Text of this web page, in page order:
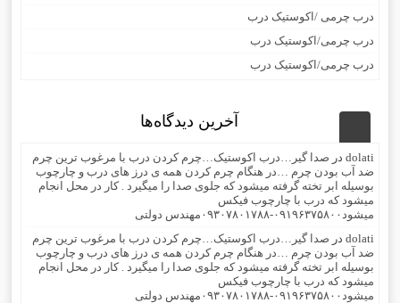
درب چرمی /اکوستیک درب
درب چرمی/اکوستیک درب
درب چرمی/اکوستیک درب
آخرین دیدگاه‌ها
dolati در صدا گیر…درب اکوستیک…چرم کردن درب با مرغوب ترین چرم
ضد آب بودن چرم …در هنگام چرم کردن همه ی درز های درب و چارچوب
بوسیله ابر تخته گرفته میشود که جلوی صدا را میگیرد . کار در محل انجام
میشود که درب با چارچوب فیکس
میشود۰۹۱۹۶۳۷۵۸۰۰-۰۹۳۰۷۸۰۱۷۸۸مهندس دولتی
dolati در صدا گیر…درب اکوستیک…چرم کردن درب با مرغوب ترین چرم
ضد آب بودن چرم …در هنگام چرم کردن همه ی درز های درب و چارچوب
بوسیله ابر تخته گرفته میشود که جلوی صدا را میگیرد . کار در محل انجام
میشود که درب با چارچوب فیکس
میشود۰۹۱۹۶۳۷۵۸۰۰-۰۹۳۰۷۸۰۱۷۸۸مهندس دولتی